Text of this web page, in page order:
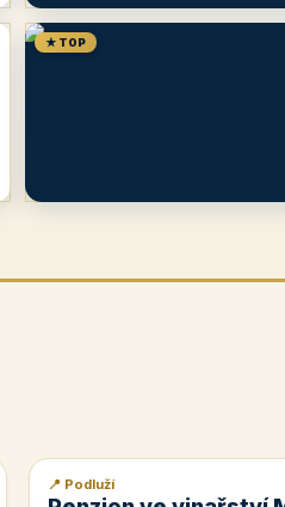
★ TOP
📰 PR článek
📍 Podluží